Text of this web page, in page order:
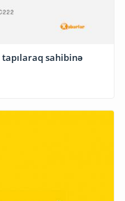
tapılaraq sahibinə